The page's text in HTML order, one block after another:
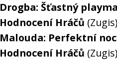
Drogba: Šťastný
Hodnocení Hráčů (Zugis)
Malouda: Perfektní noc
Hodnocení Hráčů (Zugis)